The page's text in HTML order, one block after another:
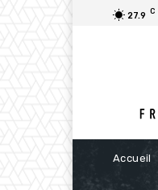
27.9 C
Accueil